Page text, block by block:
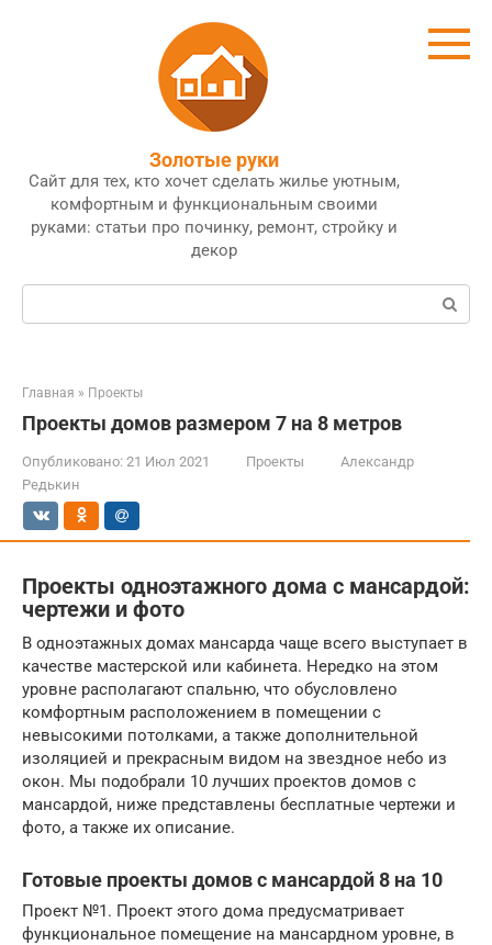
Золотые руки
Сайт для тех, кто хочет сделать жилье уютным,
комфортным и функциональным своими
руками: статьи про починку, ремонт, стройку и
декор
Поиск:
Главная » Проекты
Проекты домов размером 7 на 8 метров
Опубликовано: 21 Июл 2021 Проекты
Александр
Редькин
Проекты одноэтажного дома с мансардой:
чертежи и фото
В одноэтажных домах мансарда чаще всего выступает в
качестве мастерской или кабинета. Нередко на этом
уровне располагают спальню, что обусловлено
комфортным расположением в помещении с
невысокими потолками, а также дополнительной
изоляцией и прекрасным видом на звездное небо из
окон. Мы подобрали 10 лучших проектов домов с
мансардой, ниже представлены бесплатные чертежи и
фото, а также их описание.
Готовые проекты домов с мансардой 8 на 10
Проект №1. Проект этого дома предусматривает
функциональное помещение на мансардном уровне, в